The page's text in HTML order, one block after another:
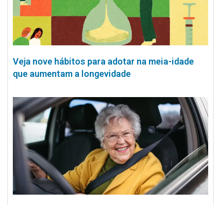
Veja nove hábitos para adotar na meia-idade
que aumentam a longevidade